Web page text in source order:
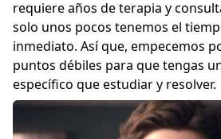
requiere años de terapia y
solo unos pocos tenemos el
inmediato. Así que, empecemos
puntos débiles para que tengas
específico que estudiar y resolver.